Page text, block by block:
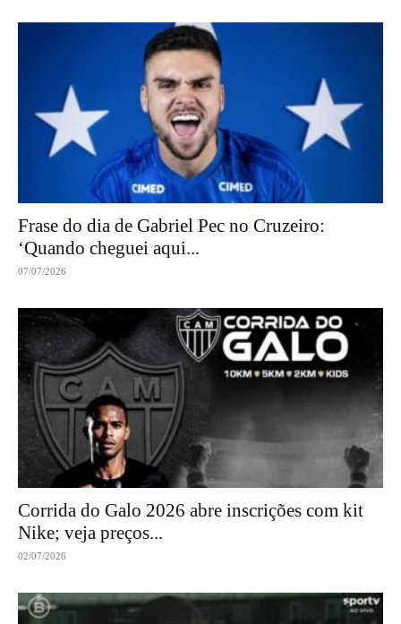
Frase do dia de Gabriel Pec no Cruzeiro:
‘Quando cheguei aqui...
07/07/2026
Corrida do Galo 2026 abre inscrições com kit
Nike; veja preços...
02/07/2026